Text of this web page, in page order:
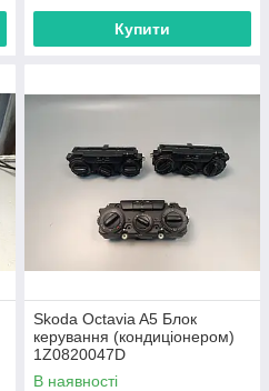
Купити
Skoda Octavia A5 Блок
керування (кондиціонером)
1Z0820047D
В наявності